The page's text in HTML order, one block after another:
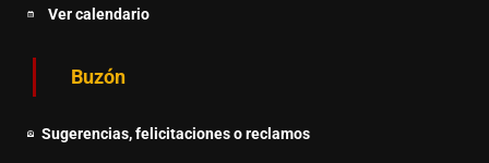
Ver calendario
Buzón
Sugerencias, felicitaciones o reclamos